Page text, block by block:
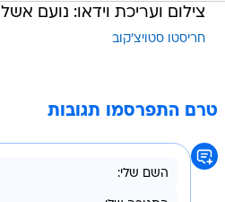
צילום ועריכת וידאו: נועם אשל
חריסטו סטויצ'קוב
טרם התפרסמו תגובות